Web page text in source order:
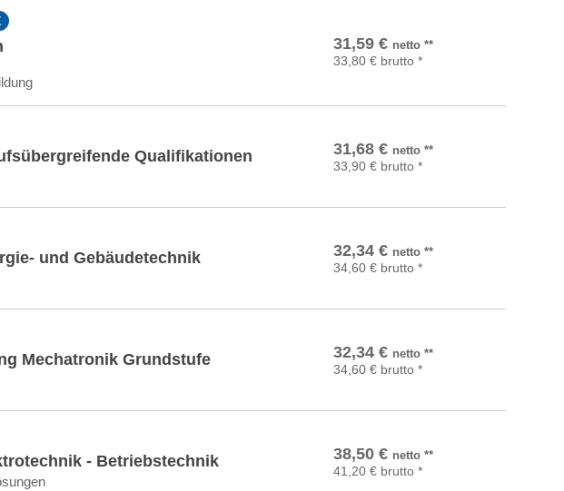
31,59 € netto**
33,80 € brutto *
In den Warenkorb
Qualifikationen 31,68 € netto**
33,90 € brutto *
In den Warenkorb
und Gebäudetechnik 32,34 € netto**
34,60 € brutto *
In den Warenkorb
Mechatronik Grundstufe 32,34 € netto**
34,60 € brutto *
In den Warenkorb
- Betriebstechnik 38,50 € netto**
41,20 € brutto *
In den Warenkorb